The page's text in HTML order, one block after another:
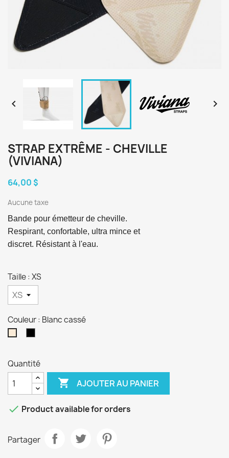
 
STRAP EXTRÊME - CHEVILLE
(VIVIANA)
64,00 $
Aucune taxe
Bande pour émetteur de cheville.
Respirant, confortable, ultra mince et
discret. Résistant à l'eau.
Taille : XS
Couleur : Blanc cassé
Quantité
 AJOUTER AU PANIER
 Product available for orders
Partager